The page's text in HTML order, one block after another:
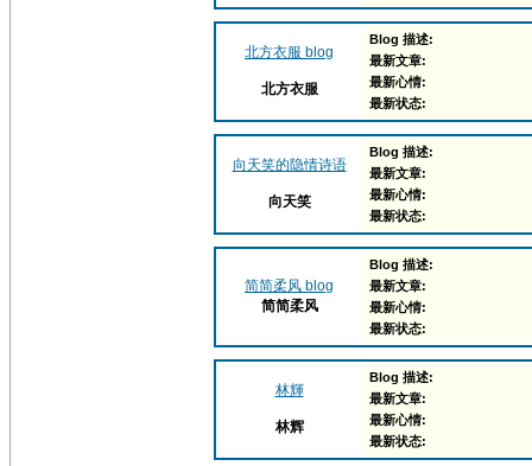
北方衣服 blog
北方衣服
Blog 描述:
最新文章:
最新心情:
最新状态:
向天笑的隐情诗语
向天笑
Blog 描述:
最新文章:
最新心情:
最新状态:
简简柔风 blog
简简柔风
Blog 描述:
最新文章:
最新心情:
最新状态:
林輝
林辉
Blog 描述:
最新文章:
最新心情:
最新状态: